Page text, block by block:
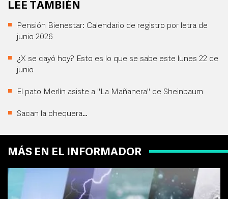
LEE TAMBIÉN
Pensión Bienestar: Calendario de registro por letra de
junio 2026
¿X se cayó hoy? Esto es lo que se sabe este lunes 22 de
junio
El pato Merlín asiste a "La Mañanera" de Sheinbaum
Sacan la chequera…
MÁS EN EL INFORMADOR